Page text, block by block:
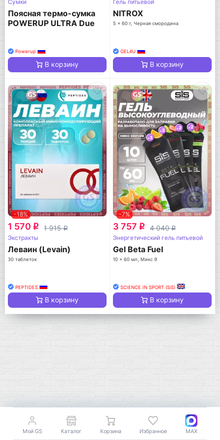
Сумки
Поясная термо-сумка
POWERUP ULTRA Due
Powerup
В корзину
Гель питьевой
NITROX
5 x 60 г, Черная смородина
GEL4U
В корзину
-18%
1 570 q 1 915q
Экстракты
Леваин (Levain)
30 таблеток
PEPTIDES
В корзину
-7%
3 757 q 4 040q
Энергетический гель питьевой
Gel Beta Fuel
10 x 60 мл, Микс 9
SCIENCE IN SPORT (SiS)
В корзину
Мой GS Каталог Корзина Избранное MAX